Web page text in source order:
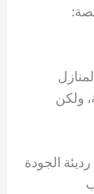
ولكن
الجودة